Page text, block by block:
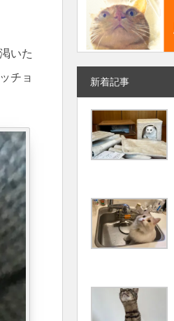
いた
チョ
新着記事